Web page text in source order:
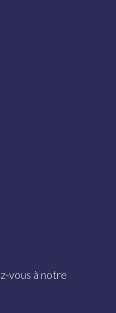
vous à notre